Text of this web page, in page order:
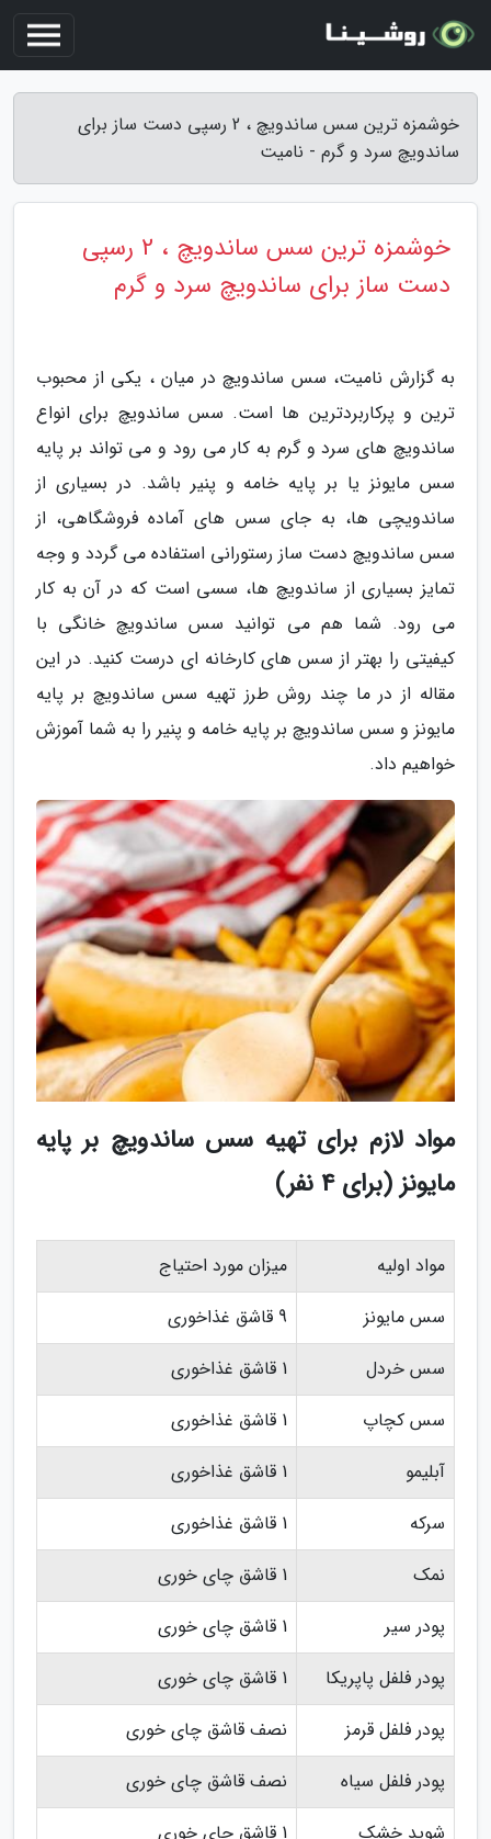
خوشمزه ترین سس ساندویچ ، 2 رسپی دست ساز برای
ساندویچ سرد و گرم - نامیت
خوشمزه ترین سس ساندویچ ، 2 رسپی
دست ساز برای ساندویچ سرد و گرم
به گزارش نامیت، سس ساندویچ در میان ، یکی از محبوب
ترین و پرکاربردترین ها است. سس ساندویچ برای انواع
ساندویچ های سرد و گرم به کار می رود و می تواند بر پایه
سس مایونز یا بر پایه خامه و پنیر باشد. در بسیاری از
ساندویچی ها، به جای سس های آماده فروشگاهی، از
سس ساندویچ دست ساز رستورانی استفاده می گردد و وجه
تمایز بسیاری از ساندویچ ها، سسی است که در آن به کار
می رود. شما هم می توانید سس ساندویچ خانگی با
کیفیتی را بهتر از سس های کارخانه ای درست کنید. در این
مقاله از در ما چند روش طرز تهیه سس ساندویچ بر پایه
مایونز و سس ساندویچ بر پایه خامه و پنیر را به شما آموزش
خواهیم داد.
مواد لازم برای تهیه سس ساندویچ بر پایه
مایونز (برای 4 نفر)
مواد اولیه
میزان مورد احتیاج
سس مایونز
9 قاشق غذاخوری
سس خردل
1 قاشق غذاخوری
سس کچاپ
1 قاشق غذاخوری
آبلیمو
1 قاشق غذاخوری
سرکه
1 قاشق غذاخوری
نمک
1 قاشق چای خوری
پودر سیر
1 قاشق چای خوری
پودر فلفل پاپریکا
1 قاشق چای خوری
پودر فلفل قرمز
نصف قاشق چای خوری
پودر فلفل سیاه
نصف قاشق چای خوری
شوید خشک
1 قاشق چای خوری